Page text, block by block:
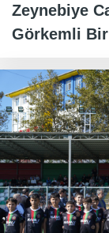
Zeynebiye
Görkemli Bir